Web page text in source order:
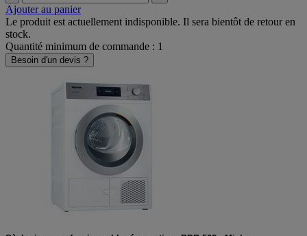
- +
Ajouter au panier
Le produit est actuellement indisponible. Il sera bientôt de retour en
stock.
Quantité minimum de commande : 1
Besoin d'un devis ?